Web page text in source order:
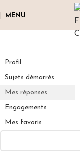
MENU
Profil
Sujets démarrés
Mes réponses
Engagements
Mes favoris